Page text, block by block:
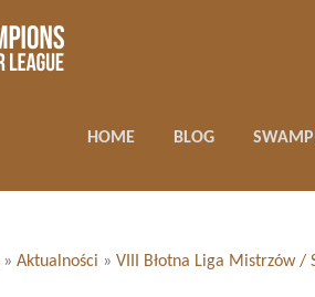
HOME BLOG
» Aktualności » VIII Błotna Liga Mistrzów /